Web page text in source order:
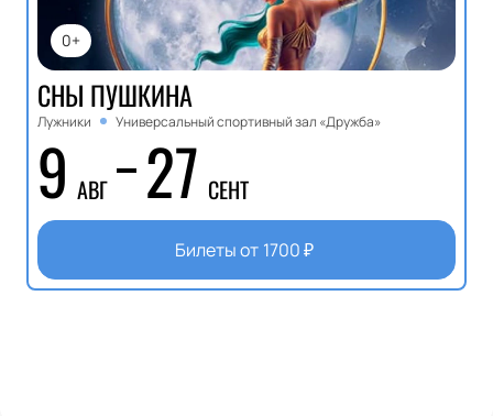
0+
СНЫ ПУШКИНА
Лужники Универсальный спортивный зал «Дружба»
9 АВГ 27 СЕНТ
Билеты от 1700₽